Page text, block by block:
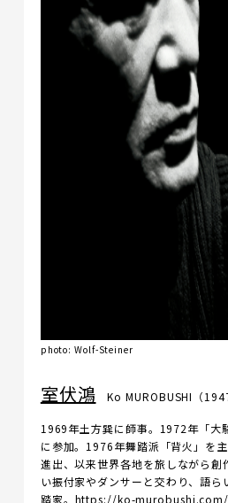
photo: Wolf-Steiner
室伏鴻 Ko MUROBUSHI （
1969年土方巽に師事。1972年「大
に参加。1976年舞踏派「背火」を
進出、以来世界各地を旅しながら創
い振付家やダンサーと交わり、語
踏家。 https://ko-